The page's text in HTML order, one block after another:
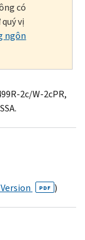
có
vị
ngôn
2c/W-2cPR,
PDF )